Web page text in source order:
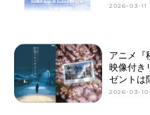
2026-03-11
アニメ『
映像付き
ゼントは
2026-03-10